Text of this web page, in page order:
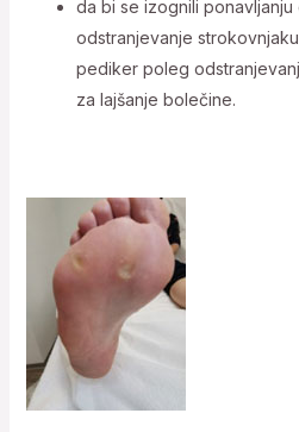
da bi se izognili
odstranjevanje
pediker poleg
za lajšanje bolečine.